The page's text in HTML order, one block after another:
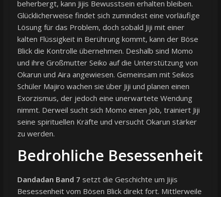
beherbergt, kann Jijis Bewusstsein erhalten bleiben.
Glücklicherweise findet sich zumindest eine vorläufige
Lösung für das Problem, doch sobald Jiji mit einer
kalten Flüssigkeit in Berührung kommt, kann der Böse
Blick die Kontrolle übernehmen. Deshalb sind Momo
und ihre Großmutter Seiko auf die Unterstützung von
Okarun und Aira angewiesen. Gemeinsam mit Seikos
Schüler Majiro wachen sie über Jiji und planen einen
Exorzismus, der jedoch eine unerwartete Wendung
nimmt. Derweil sucht sich Momo einen Job, trainiert Jiji
seine spirituellen Kräfte und versucht Okarun stärker
zu werden.
Bedrohliche Besessenheit
Dandadan Band 7 setzt die Geschichte um Jijis
Besessenheit vom Bösen Blick direkt fort. Mittlerweile